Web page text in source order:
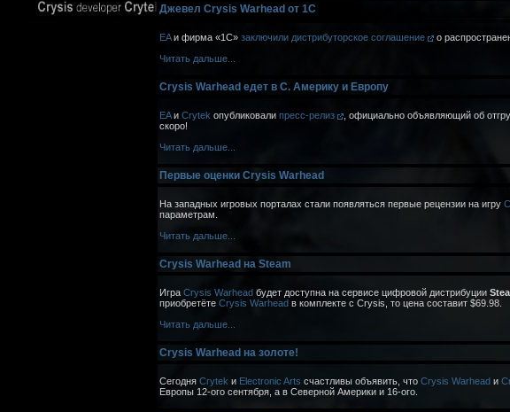
Джевел Crysis Warhead от 1C
EAи фирма «1С» заключили дистрибуторское соглашение
о
Читать дальше...
Crysis Warhead едет в С. Америку и Европу
EAи Crytek опубликовали пресс-релиз , официально объявляющий об
скоро!
Читать дальше...
Первые оценки Crysis Warhead
На западных игровых порталах стали появляться первые рецензии на игру
параметрам.
Читать дальше...
Crysis Warhead на Steam
Игра Crysis Warheadбудет доступна на сервисе цифровой дистрибуции
приобретёте Crysis Warheadв комплекте с Crysis, то цена составит $69.98.
Читать дальше...
Crysis Warhead на золоте!
Сегодня Crytek и Electronic Arts счастливы объявить, что Crysis Warheadи
Европы 12-ого сентября, а в Северной Америки и 16-ого.